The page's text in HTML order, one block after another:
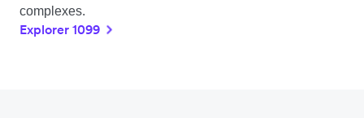
complexes.
Explorer 1099